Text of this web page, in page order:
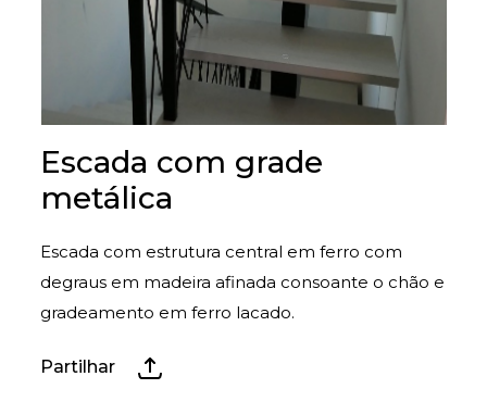
Escada com grade
metálica
Escada com estrutura central em ferro com
degraus em madeira afinada consoante o chão e
gradeamento em ferro lacado.
Partilhar